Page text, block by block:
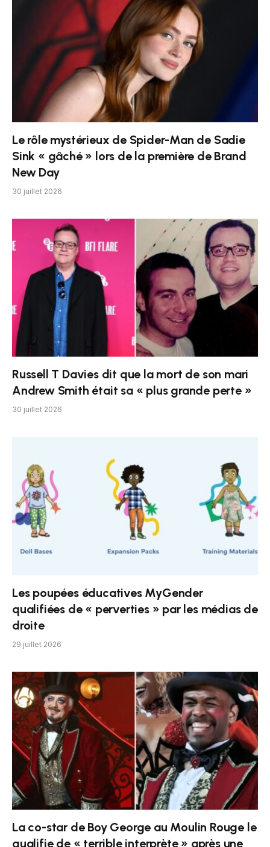
Le rôle mystérieux de Spider-Man de Sadie
Sink « gâché » lors de la première de Brand
New Day
30 juillet 2026
Russell T Davies dit que la mort de son mari
Andrew Smith était sa « plus grande perte »
30 juillet 2026
Les poupées éducatives MyGender
qualifiées de « perverties » par les médias de
droite
29 juillet 2026
La co-star de Boy George au Moulin Rouge le
qualifie de « terrible interprète » après une